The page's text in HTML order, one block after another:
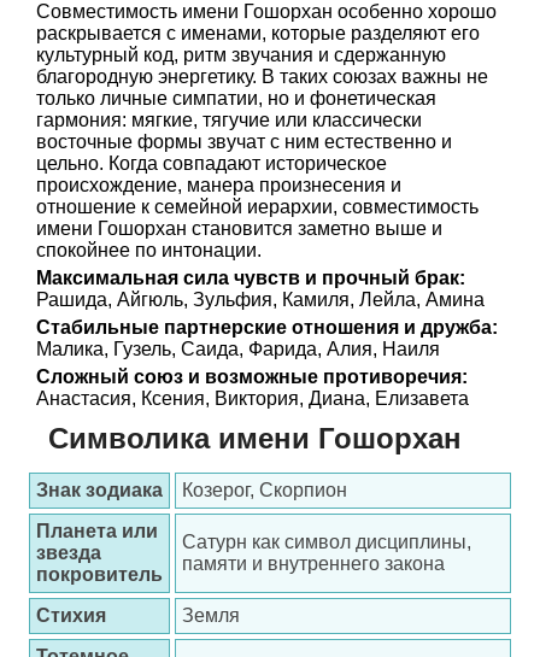
Совместимость имени Гошорхан особенно хорошо
раскрывается с именами, которые разделяют его
культурный код, ритм звучания и сдержанную
благородную энергетику. В таких союзах важны не
только личные симпатии, но и фонетическая
гармония: мягкие, тягучие или классически
восточные формы звучат с ним естественно и
цельно. Когда совпадают историческое
происхождение, манера произнесения и
отношение к семейной иерархии, совместимость
имени Гошорхан становится заметно выше и
спокойнее по интонации.
Максимальная сила чувств и прочный брак:
Рашида, Айгюль, Зульфия, Камиля, Лейла, Амина
Стабильные партнерские отношения и дружба:
Малика, Гузель, Саида, Фарида, Алия, Наиля
Сложный союз и возможные противоречия:
Анастасия, Ксения, Виктория, Диана, Елизавета
Символика имени Гошорхан
Знак зодиака
Козерог, Скорпион
Планета или
звезда
покровитель
Сатурн как символ дисциплины,
памяти и внутреннего закона
Стихия
Земля